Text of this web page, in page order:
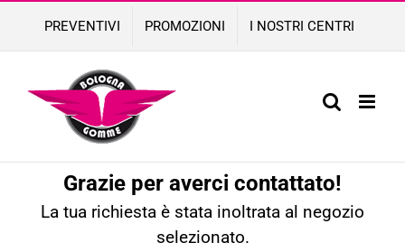
content
PREVENTIVI PROMOZIONI I NOSTRI CENTRI
Grazie per averci contattato!
La tua richiesta è stata inoltrata al negozio
selezionato.